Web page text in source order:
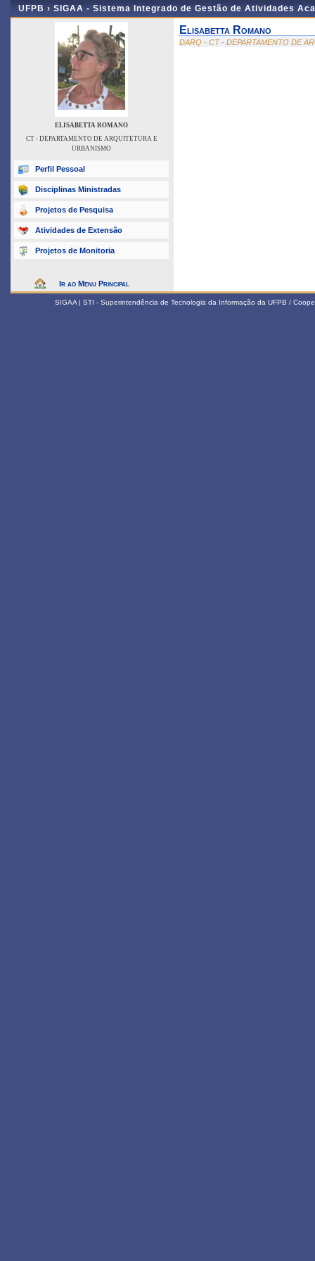
UFPB › SIGAA - Sistema Integrado de Gestão de Atividades
ELISABETTA ROMANO
CT - DEPARTAMENTO DE ARQUITETURA E
URBANISMO
Perfil Pessoal
Disciplinas Ministradas
Projetos de Pesquisa
Atividades de Extensão
Projetos de Monitoria
Ir ao Menu Principal
Elisabetta Romano
DARQ - CT - DEPARTAMENTO DE
SIGAA | STI - Superintendência de Tecnologia da Informação da UFPB /